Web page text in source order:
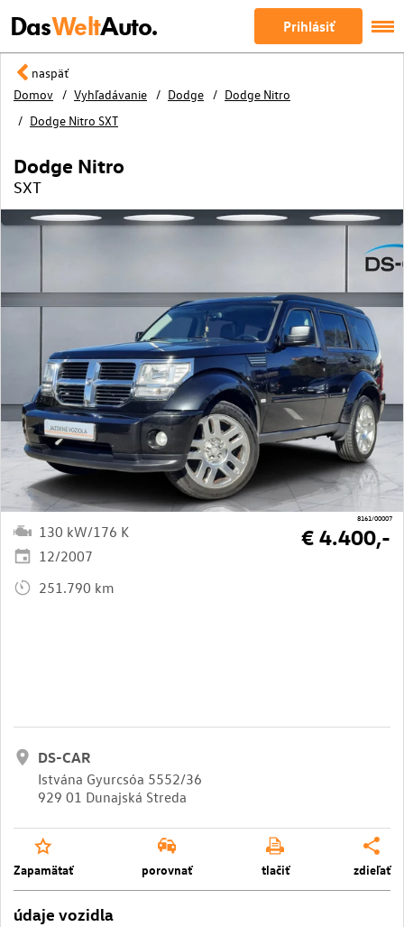
DasWeltAuto. Prihlásiť
naspäť
Domov
Vyhľadávanie Dodge
Dodge Nitro
Dodge Nitro SXT
8161/00007
Dodge Nitro
SXT
130 kW/176 K
12/2007
251.790 km
€ 4.400,-
DS-CAR
Istvána Gyurcsóa 5552/36
929 01 Dunajská Streda
Zapamätať porovnať tlačiť zdieľať
údaje vozidla